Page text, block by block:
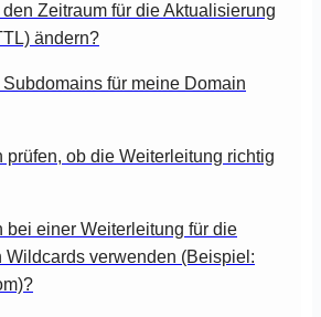
Zeitraum für die Aktualisierung
ändern?
für meine Domain
prüfen, ob die Weiterleitung richtig
bei einer Weiterleitung für die
Wildcards verwenden (Beispiel: